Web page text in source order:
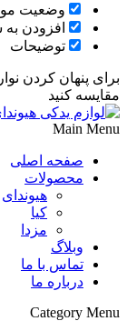
وضعیت
افزودن
توضیحات
برای پنهان کردن
مقایسه کنید
Main Menu
صفحه اصلی
محصولات
هیوندای
کیا
مزدا
وبلاگ
تماس با ما
درباره ما
Category Menu